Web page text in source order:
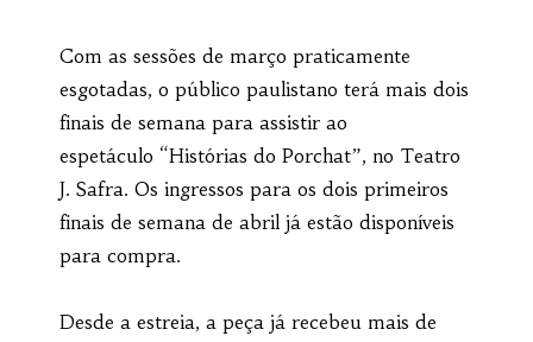
Com as sessões de março praticamente
esgotadas, o público paulistano terá mais dois
finais de semana para assistir ao
espetáculo “Histórias do Porchat”, no Teatro
J. Safra. Os ingressos para os dois primeiros
finais de semana de abril já estão disponíveis
para compra.
Desde a estreia, a peça já recebeu mais de